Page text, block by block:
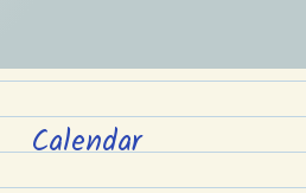
Calendar